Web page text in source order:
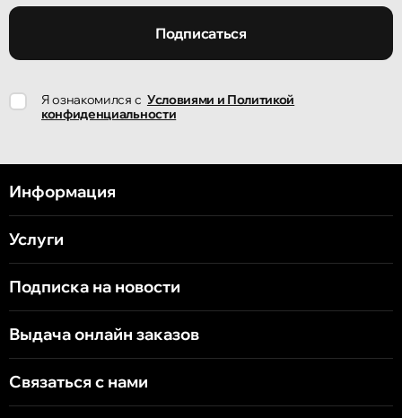
Подписаться
Я ознакомился с Условиями и Политикой
конфиденциальности
Информация
Услуги
Подписка на новости
Выдача онлайн заказов
Связаться с нами